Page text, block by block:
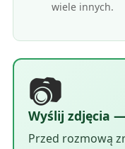
wiele innych.
📷
Wyślij zdjęcia
Przed rozmową